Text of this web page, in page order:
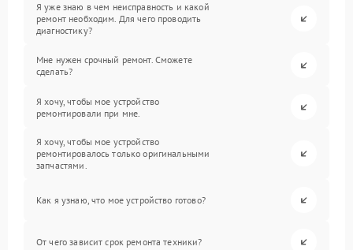
Я уже знаю в чем неисправность и какой
ремонт необходим. Для чего проводить
диагностику?
Мне нужен срочный ремонт. Сможете
сделать?
Я хочу, чтобы мое устройство
ремонтировали при мне.
Я хочу, чтобы мое устройство
ремонтировалось только оригинальными
запчастями.
Как я узнаю, что мое устройство готово?
От чего зависит срок ремонта техники?